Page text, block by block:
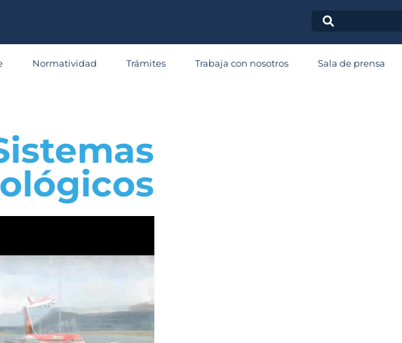
Normatividad Trámites Trabaja con nosotros Sala de prensa
Sistemas
tecnológicos